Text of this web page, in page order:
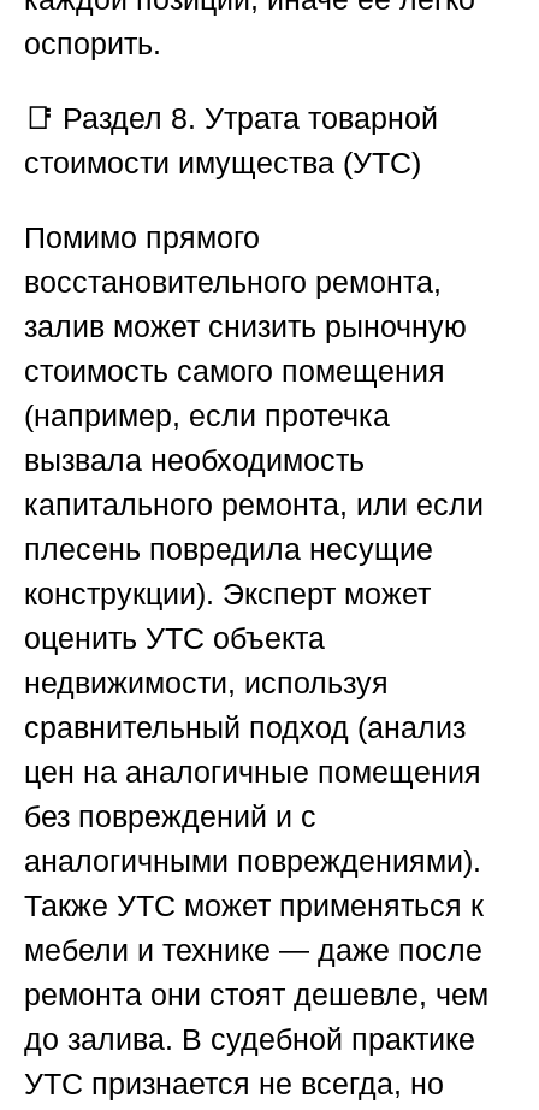
оспорить.
📑 Раздел 8. Утрата товарной
стоимости имущества (УТС)
Помимо прямого
восстановительного ремонта,
залив может снизить рыночную
стоимость самого помещения
(например, если протечка
вызвала необходимость
капитального ремонта, или если
плесень повредила несущие
конструкции). Эксперт может
оценить УТС объекта
недвижимости, используя
сравнительный подход (анализ
цен на аналогичные помещения
без повреждений и с
аналогичными повреждениями).
Также УТС может применяться к
мебели и технике — даже после
ремонта они стоят дешевле, чем
до залива. В судебной практике
УТС признается не всегда, но